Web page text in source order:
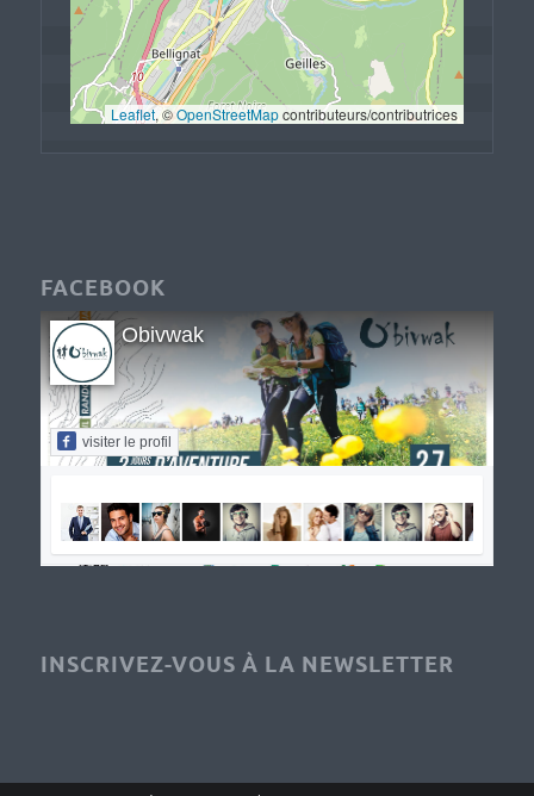
Leaflet, © OpenStreetMap contributeurs/contributrices
FACEBOOK
Obivwak
visiter le profil
INSCRIVEZ-VOUS À LA NEWSLETTER